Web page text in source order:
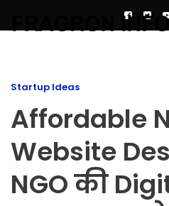
Blog
Startup Ideas
Affordable
Website
NGO की